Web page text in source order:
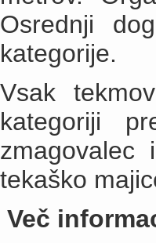
Osrednji
kategorije.
Vsak
kategoriji
tekaško
Več